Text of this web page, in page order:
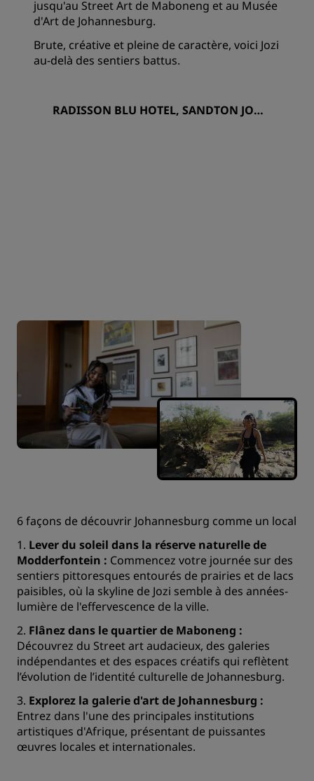
jusqu'au Street Art de Maboneng et au Musée
d'Art de Johannesburg.
Brute, créative et pleine de caractère, voici Jozi
au-delà des sentiers battus.
RADISSON BLU HOTEL, SANDTON JOH
6 façons de découvrir Johannesburg comme un local
1. Lever du soleil dans la réserve naturelle de
Modderfontein : Commencez votre journée sur des
sentiers pittoresques entourés de prairies et de lacs
paisibles, où la skyline de Jozi semble à des années-
lumière de l'effervescence de la ville.
2. Flânez dans le quartier de Maboneng :
Découvrez du Street art audacieux, des galeries
indépendantes et des espaces créatifs qui reflètent
l’évolution de l’identité culturelle de Johannesburg.
3. Explorez la galerie d'art de Johannesburg :
Entrez dans l'une des principales institutions
artistiques d'Afrique, présentant de puissantes
œuvres locales et internationales.